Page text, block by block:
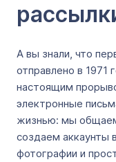
А вы знали, что
отправлено в 1971
настоящим
электронные
жизнью: мы
создаем аккаунты
фотографии и